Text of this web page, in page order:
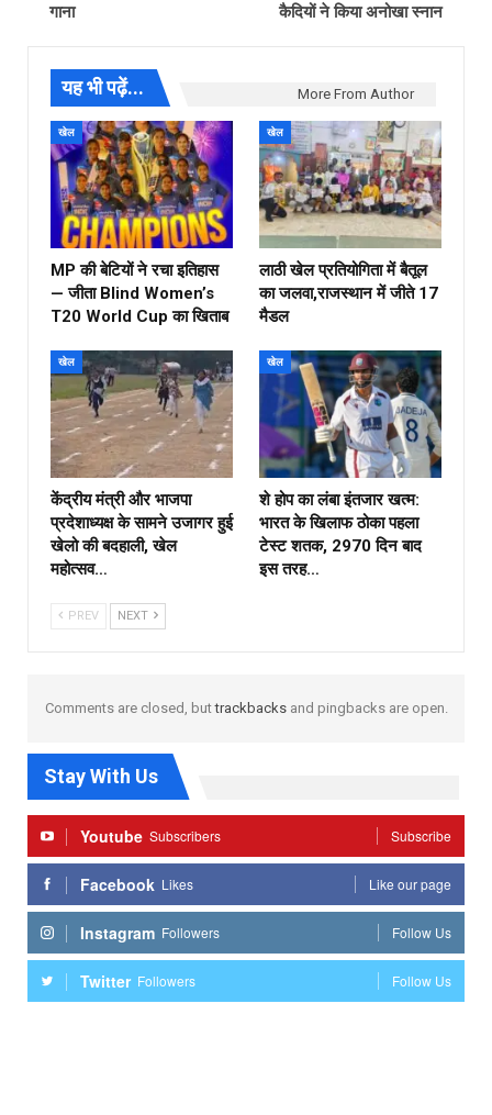
गाना
कैदियों ने किया अनोखा स्नान
यह भी पढ़ें... More From Author
खेल
MP की बेटियों ने रचा इतिहास
— जीता Blind Women’s
T20 World Cup का खिताब
खेल
लाठी खेल प्रतियोगिता में बैतूल
का जलवा,राजस्थान में जीते 17
मैडल
खेल
केंद्रीय मंत्री और भाजपा
प्रदेशाध्यक्ष के सामने उजागर हुई
खेलो की बदहाली, खेल
महोत्सव…
खेल
शे होप का लंबा इंतजार खत्म:
भारत के खिलाफ ठोका पहला
टेस्ट शतक, 2970 दिन बाद
इस तरह…
PREV NEXT
Comments are closed, buttrackbacksand pingbacks are open.
Stay With Us
Youtube Subscribers Subscribe
Facebook Likes Like our page
Instagram Followers Follow Us
Twitter Followers Follow Us